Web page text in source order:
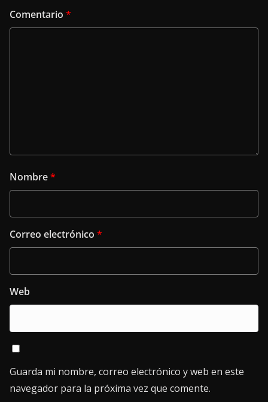
Comentario *
Nombre*
Correo electrónico *
Web
Guarda mi nombre, correo electrónico y web en este
navegador para la próxima vez que comente.